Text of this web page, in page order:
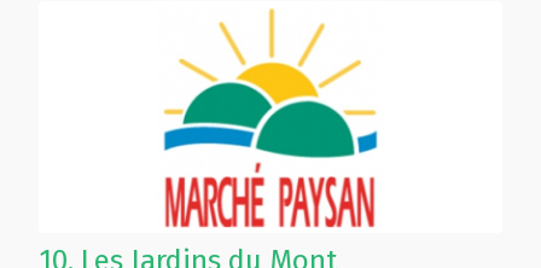
10. Les Jardins du Mont